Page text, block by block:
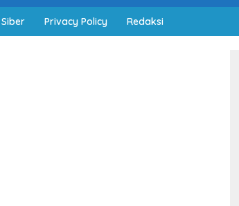
Privacy Policy Redaksi